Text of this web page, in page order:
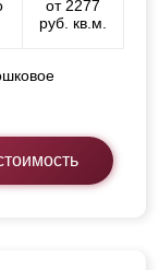
от 2277
руб. кв.м.